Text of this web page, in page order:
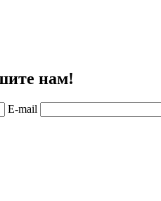
нам!
E-mail